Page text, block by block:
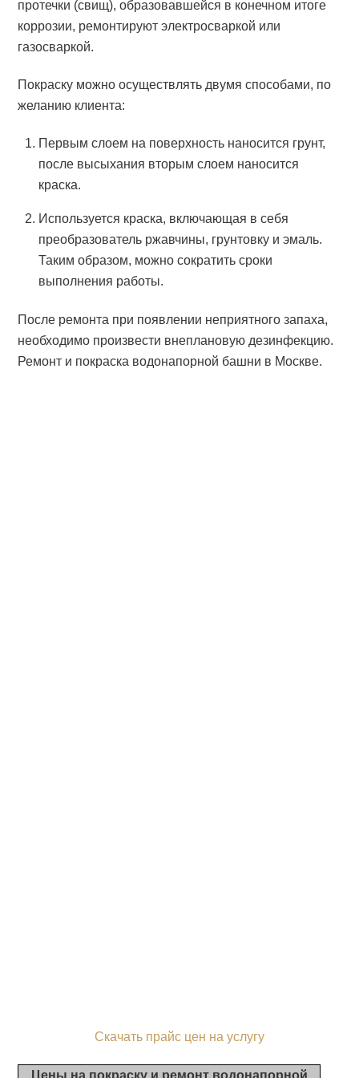
протечки (свищ), образовавшейся в конечном итоге
коррозии, ремонтируют электросваркой или
газосваркой.
Покраску можно осуществлять двумя способами, по
желанию клиента:
Первым слоем на поверхность наносится грунт,
после высыхания вторым слоем наносится
краска.
Используется краска, включающая в себя
преобразователь ржавчины, грунтовку и эмаль.
Таким образом, можно сократить сроки
выполнения работы.
После ремонта при появлении неприятного запаха,
необходимо произвести внеплановую дезинфекцию.
Ремонт и покраска водонапорной башни в Москве.
Скачать прайс цен на услугу